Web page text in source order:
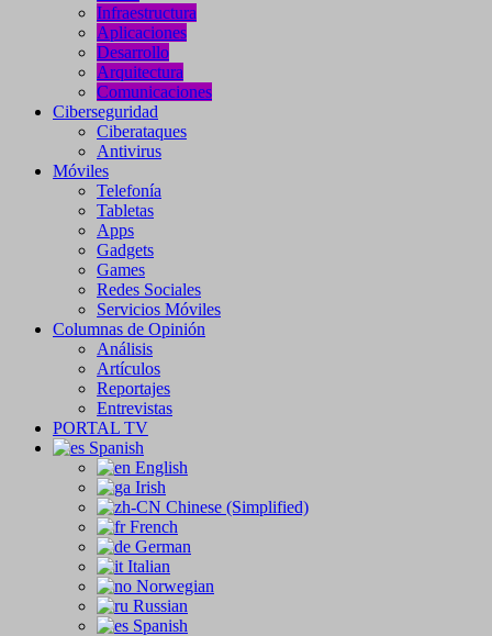
Infraestructura
Aplicaciones
Desarrollo
Arquitectura
Comunicaciones
Ciberseguridad
Ciberataques
Antivirus
Móviles
Telefonía
Tabletas
Apps
Gadgets
Games
Redes Sociales
Servicios Móviles
Columnas de Opinión
Análisis
Artículos
Reportajes
Entrevistas
PORTAL TV
Spanish
English
Irish
Chinese (Simplified)
French
German
Italian
Norwegian
Russian
Spanish